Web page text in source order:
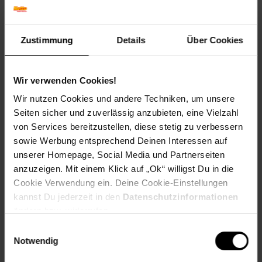
Zustimmung Details Über Cookies
Wir verwenden Cookies!
Wir nutzen Cookies und andere Techniken, um unsere
Seiten sicher und zuverlässig anzubieten, eine Vielzahl
von Services bereitzustellen, diese stetig zu verbessern
sowie Werbung entsprechend Deinen Interessen auf
unserer Homepage, Social Media und Partnerseiten
anzuzeigen. Mit einem Klick auf „Ok“ willigst Du in die
Cookie Verwendung ein. Deine Cookie-Einstellungen
kannst Du jederzeit in den Datenschutzinformationen
Notwendig
EAN: 5949040205257
Artikel gehört zur Kategorie:Lebensmittel
Kennzeichnung
Versandinformationen
Herstellerinformationen